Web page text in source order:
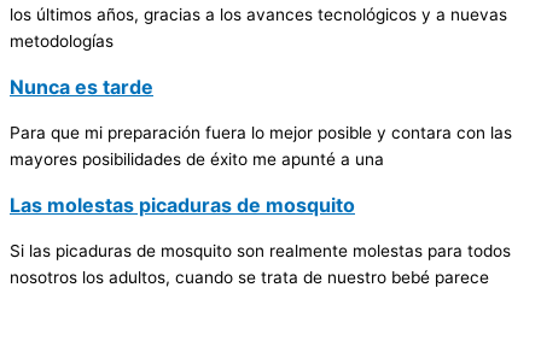
los últimos años, gracias a los avances tecnológicos y a nuevas
metodologías
Nunca es tarde
Para que mi preparación fuera lo mejor posible y contara con las
mayores posibilidades de éxito me apunté a una
Las molestas picaduras de mosquito
Si las picaduras de mosquito son realmente molestas para todos
nosotros los adultos, cuando se trata de nuestro bebé parece